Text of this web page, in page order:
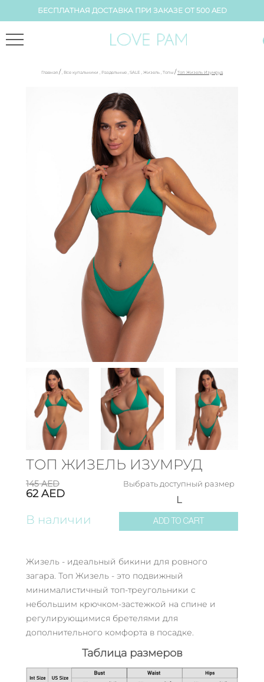
БЕСПЛАТНАЯ ДОСТАВКА ПРИ ЗАКАЗЕ ОТ 500 AED
Главная / , Все купальники , Раздельные , SALE , Жизель , Топы / Топ Жизель Изумруд
ТОП ЖИЗЕЛЬ ИЗУМРУД
145AED
62AED
В наличии
Выбрать доступный размер
L
ADD TO CART
Жизель - идеальный бикини для ровного
загара. Топ Жизель - это подвижный
минималистичный топ-треугольники с
небольшим крючком-застежкой на спине и
регулирующимися бретелями для
дополнительного комфорта в посадке.
Таблица размеров